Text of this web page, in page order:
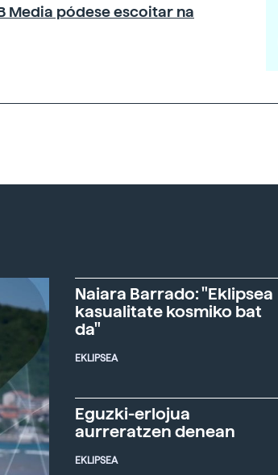
Media pódese escoitar na
Naiara Barrado: "Eklipsea
kasualitate kosmiko bat
da"
EKLIPSEA
Eguzki-erlojua
aurreratzen denean
EKLIPSEA